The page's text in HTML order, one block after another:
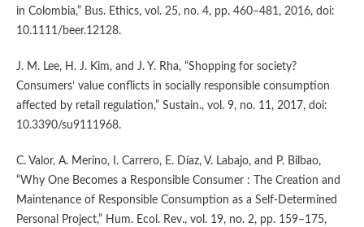
in Colombia,” Bus. Ethics, vol. 25, no. 4, pp. 460–481, 2016, doi:
10.1111/beer.12128.
J. M. Lee, H. J. Kim, and J. Y. Rha, “Shopping for society?
Consumers’ value conflicts in socially responsible consumption
affected by retail regulation,” Sustain., vol. 9, no. 11, 2017, doi:
10.3390/su9111968.
C. Valor, A. Merino, I. Carrero, E. Díaz, V. Labajo, and P. Bilbao,
“Why One Becomes a Responsible Consumer : The Creation and
Maintenance of Responsible Consumption as a Self-Determined
Personal Project,” Hum. Ecol. Rev., vol. 19, no. 2, pp. 159–175,